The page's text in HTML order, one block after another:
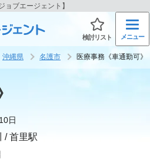
ョブエージェント】
検討リスト メニュー
沖縄県 名護市 医療事務《車通勤可》
日
/ 首里駅